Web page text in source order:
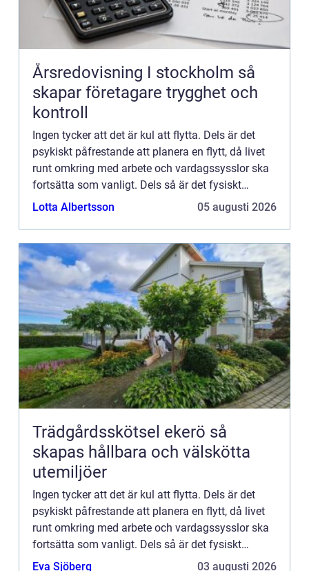
Årsredovisning I stockholm så
skapar företagare trygghet och
kontroll
Ingen tycker att det är kul att flytta. Dels är det
psykiskt påfrestande att planera en flytt, då livet
runt omkring med arbete och vardagssysslor ska
fortsätta som vanligt. Dels så är det fysiskt
påfrestan...
Lotta Albertsson 05 augusti 2026
Trädgårdsskötsel ekerö så
skapas hållbara och välskötta
utemiljöer
Ingen tycker att det är kul att flytta. Dels är det
psykiskt påfrestande att planera en flytt, då livet
runt omkring med arbete och vardagssysslor ska
fortsätta som vanligt. Dels så är det fysiskt
påfrestan...
Eva Sjöberg 03 augusti 2026